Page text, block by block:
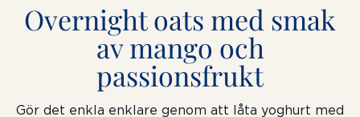
Overnight oats med smak
av mango och
passionsfrukt
Gör det enkla enklare genom att låta yoghurt med